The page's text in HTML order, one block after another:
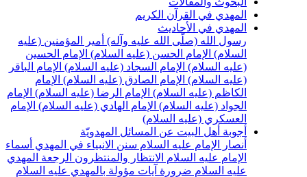
في القرآن الكريم
في الأحاديث
الله (صلّى الله عليه وآله) أمير المؤمنين (عليه
الإمام الحسن (عليه السلام) الإمام الحسين
الإمام السجاد (عليه السلام) الإمام الباقر
الإمام الصادق (عليه السلام) الإمام
(عليه السلام) الإمام الرضا (عليه السلام) الإمام
(عليه السلام) الإمام الهادي (عليه السلام) الإمام
(عليه السلام)
أهل البيت عن المسائل المهدويّة
الإمام عليه السلامسنن الانبياء في المهديأسماء
عليه السلامالانتظار والمنتظرونالرجعةالمهدي
السلام ضرورة آيات مؤولة بالمهدي عليه السلام